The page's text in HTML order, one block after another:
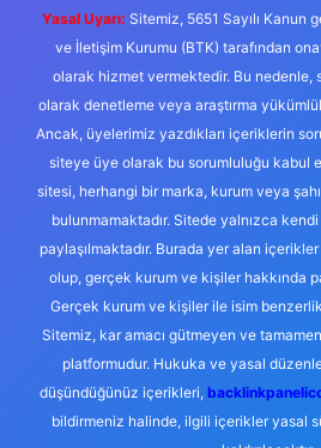
Yasal Uyarı: Sitemiz, 5651 Sayılı Kanun
ve İletişim Kurumu (BTK) tarafından
olarak hizmet vermektedir. Bu
olarak denetleme veya araştırma
Ancak, üyelerimiz yazdıkları içeriklerin
siteye üye olarak bu sorumluluğu kabul
sitesi, herhangi bir marka, kurum veya
bulunmamaktadır. Sitede yalnızca kendi
paylaşılmaktadır. Burada yer alan
olup, gerçek kurum ve kişiler hakkında
Gerçek kurum ve kişiler ile isim
Sitemiz, kar amacı gütmeyen ve
platformudur. Hukuka ve yasal
düşündüğünüz içerikleri,
bildirmeniz halinde, ilgili içerikler yasal